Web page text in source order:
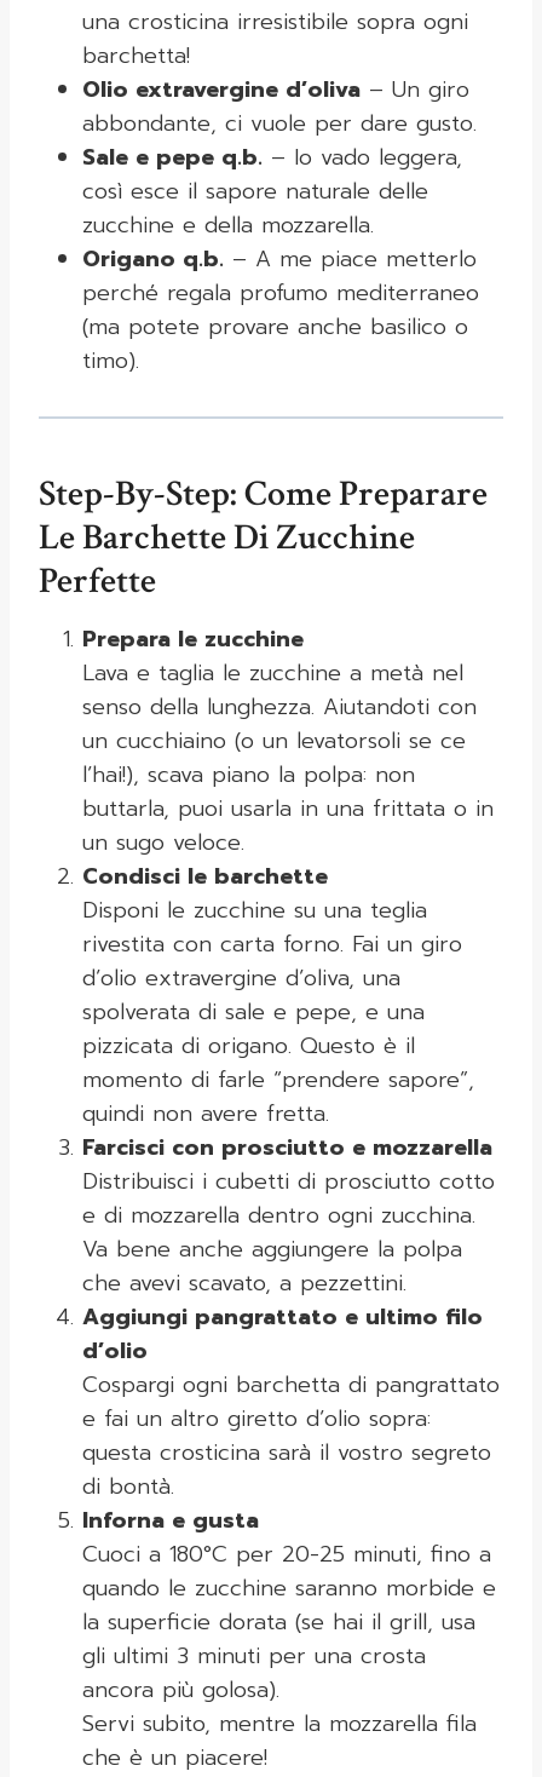
una crosticina irresistibile sopra ogni
barchetta!
Olio extravergine d’oliva – Un giro
abbondante, ci vuole per dare gusto.
Sale e pepe q.b. – Io vado leggera,
così esce il sapore naturale delle
zucchine e della mozzarella.
Origano q.b. – A me piace metterlo
perché regala profumo mediterraneo
(ma potete provare anche basilico o
timo).
Step-By-Step: Come Preparare
Le Barchette Di Zucchine
Perfette
Prepara le zucchine
Lava e taglia le zucchine a metà nel
senso della lunghezza. Aiutandoti con
un cucchiaino (o un levatorsoli se ce
l’hai!), scava piano la polpa: non
buttarla, puoi usarla in una frittata o in
un sugo veloce.
Condisci le barchette
Disponi le zucchine su una teglia
rivestita con carta forno. Fai un giro
d’olio extravergine d’oliva, una
spolverata di sale e pepe, e una
pizzicata di origano. Questo è il
momento di farle “prendere sapore”,
quindi non avere fretta.
Farcisci con prosciutto e mozzarella
Distribuisci i cubetti di prosciutto cotto
e di mozzarella dentro ogni zucchina.
Va bene anche aggiungere la polpa
che avevi scavato, a pezzettini.
Aggiungi pangrattato e ultimo filo
d’olio
Cospargi ogni barchetta di pangrattato
e fai un altro giretto d’olio sopra:
questa crosticina sarà il vostro segreto
di bontà.
Inforna e gusta
Cuoci a 180°C per 20-25 minuti, fino a
quando le zucchine saranno morbide e
la superficie dorata (se hai il grill, usa
gli ultimi 3 minuti per una crosta
ancora più golosa).
Servi subito, mentre la mozzarella fila
che è un piacere!